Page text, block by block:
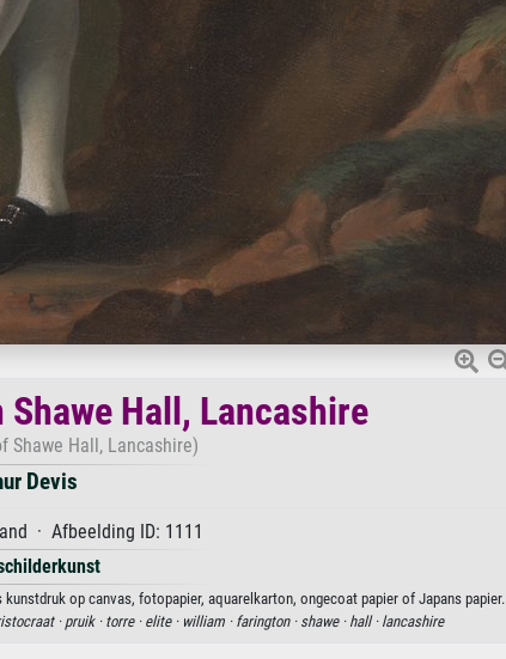
Hall, Lancashire
Shawe Hall, Lancashire)
Devis
· Afbeelding ID: 1111
op canvas, fotopapier, aquarelkarton, ongecoat papier of Japans papier.
·pruik · torre · elite · william · farington · shawe · hall · lancashire